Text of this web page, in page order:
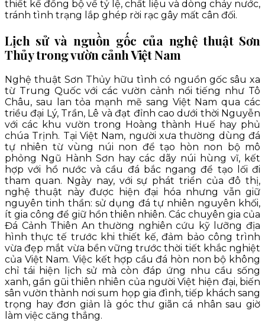
thiết kế đồng bộ về tỷ lệ, chất liệu và dòng chảy nước,
tránh tình trạng lắp ghép rời rạc gây mất cân đối.
Lịch sử và nguồn gốc của nghệ thuật Sơn
Thủy trong vườn cảnh Việt Nam
Nghệ thuật Sơn Thủy hữu tình có nguồn gốc sâu xa
từ Trung Quốc với các vườn cảnh nổi tiếng như Tô
Châu, sau lan tỏa mạnh mẽ sang Việt Nam qua các
triều đại Lý, Trần, Lê và đạt đỉnh cao dưới thời Nguyễn
với các khu vườn trong Hoàng thành Huế hay phủ
chúa Trịnh. Tại Việt Nam, người xưa thường dùng đá
tự nhiên từ vùng núi non để tạo hòn non bộ mô
phỏng Ngũ Hành Sơn hay các dãy núi hùng vĩ, kết
hợp với hồ nước và cầu đá bắc ngang để tạo lối đi
tham quan. Ngày nay, với sự phát triển của đô thị,
nghệ thuật này được hiện đại hóa nhưng vẫn giữ
nguyên tinh thần: sử dụng đá tự nhiên nguyên khối,
ít gia công để giữ hồn thiên nhiên. Các chuyên gia của
Đá Cảnh Thiên An thường nghiên cứu kỹ lưỡng địa
hình thực tế trước khi thiết kế, đảm bảo công trình
vừa đẹp mắt vừa bền vững trước thời tiết khắc nghiệt
của Việt Nam. Việc kết hợp cầu đá hòn non bộ không
chỉ tái hiện lịch sử mà còn đáp ứng nhu cầu sống
xanh, gần gũi thiên nhiên của người Việt hiện đại, biến
sân vườn thành nơi sum họp gia đình, tiếp khách sang
trọng hay đơn giản là góc thư giãn cá nhân sau giờ
làm việc căng thẳng.